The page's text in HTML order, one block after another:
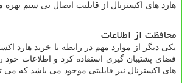
هارد های اکسترنال از قابلیت اتصال بی سیم
محافظت از اطلاعات
یکی دیگر از موارد مهم در رابطه با خرید هارد
فضای پشتیبان گیری استفاده کرد و اطلاعات
های اکسترنال نیز قابلیتی موجود می باشد که